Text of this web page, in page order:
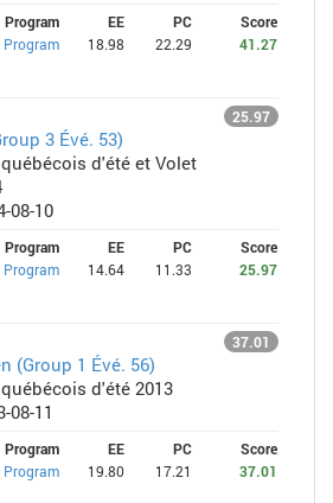
Program EE PC
Score
Program
18.98 22.29 41.27
25.97
3 Évé. 53)
d'été et Volet
08-10
Program EE PC
Score
Program
14.64 11.33 25.97
37.01
(Group 1 Évé. 56)
d'été 2013
08-11
Program EE PC
Score
Program
19.80 17.21 37.01